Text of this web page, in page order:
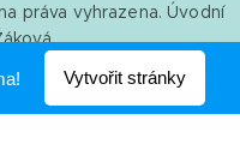
práva vyhrazena. Úvodní
WebnodeVytvořit stránky